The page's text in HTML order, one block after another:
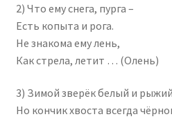
2) Что ему снега, пурга –
Есть копыта и рога.
Не знакома ему лень,
Как стрела, летит … (Олень)
3) Зимой зверёк белый и
Но кончик хвоста всегда